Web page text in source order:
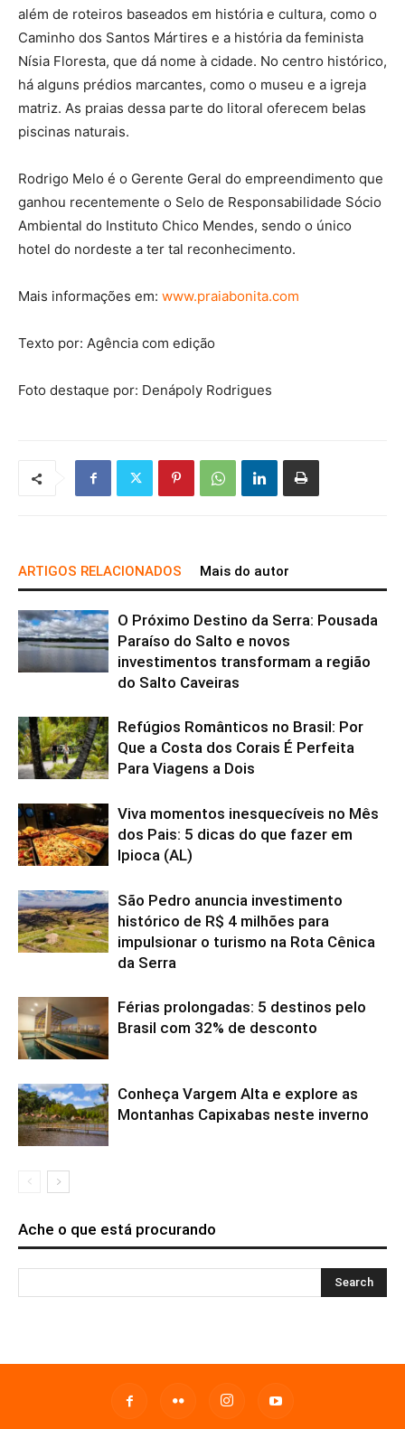
além de roteiros baseados em história e cultura, como o
Caminho dos Santos Mártires e a história da feminista
Nísia Floresta, que dá nome à cidade. No centro histórico,
há alguns prédios marcantes, como o museu e a igreja
matriz. As praias dessa parte do litoral oferecem belas
piscinas naturais.
Rodrigo Melo é o Gerente Geral do empreendimento que
ganhou recentemente o Selo de Responsabilidade Sócio
Ambiental do Instituto Chico Mendes, sendo o único
hotel do nordeste a ter tal reconhecimento.
Mais informações em: www.praiabonita.com
Texto por: Agência com edição
Foto destaque por: Denápoly Rodrigues
ARTIGOS RELACIONADOS Mais do autor
O Próximo Destino da Serra: Pousada
Paraíso do Salto e novos
investimentos transformam a região
do Salto Caveiras
Refúgios Românticos no Brasil: Por
Que a Costa dos Corais É Perfeita
Para Viagens a Dois
Viva momentos inesquecíveis no Mês
dos Pais: 5 dicas do que fazer em
Ipioca (AL)
São Pedro anuncia investimento
histórico de R$ 4 milhões para
impulsionar o turismo na Rota Cênica
da Serra
Férias prolongadas: 5 destinos pelo
Brasil com 32% de desconto
Conheça Vargem Alta e explore as
Montanhas Capixabas neste inverno
Ache o que está procurando